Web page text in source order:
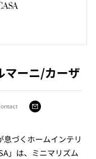
マーニ/カーザ
づくホームインテリ
」は、ミニマリズム